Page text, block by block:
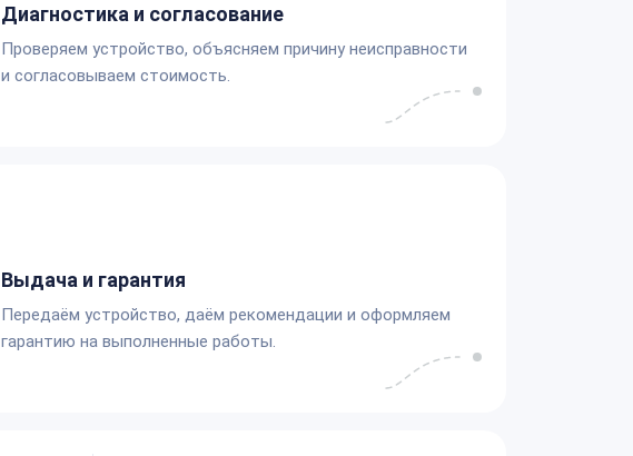
Диагностика и согласование
Проверяем устройство, объясняем причину неисправности
и согласовываем стоимость.
Выдача и гарантия
Передаём устройство, даём рекомендации и оформляем
гарантию на выполненные работы.